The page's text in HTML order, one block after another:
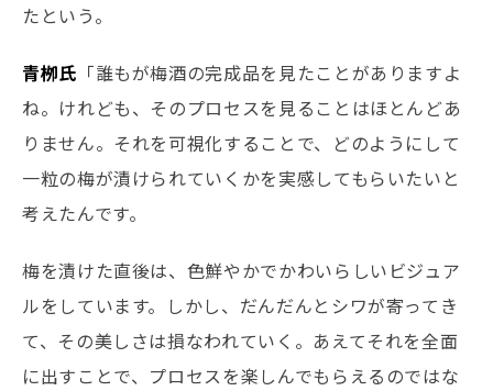
たという。
青栁氏 「誰もが梅酒の完成品を見たことがありますよ
ね。けれども、そのプロセスを見ることはほとんどあ
りません。それを可視化することで、どのようにして
一粒の梅が漬けられていくかを実感してもらいたいと
考えたんです。
梅を漬けた直後は、色鮮やかでかわいらしいビジュア
ルをしています。しかし、だんだんとシワが寄ってき
て、その美しさは損なわれていく。あえてそれを全面
に出すことで、プロセスを楽しんでもらえるのではな